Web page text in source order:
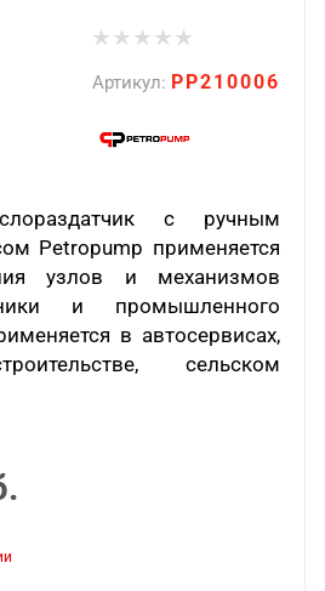
Артикул: PP210006
с ручным
Petropump применяется
узлов и механизмов
и промышленного
в автосервисах,
сельском